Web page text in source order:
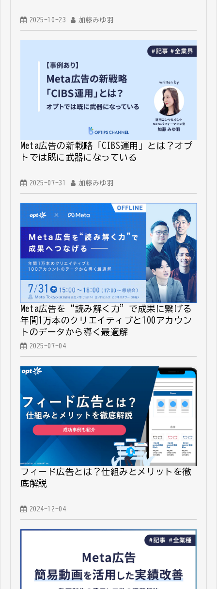
2025-10-23 加藤みゆ羽
Meta広告の新戦略「CIBS運用」とは？オプ
トでは既に武器になっている
2025-07-31 加藤みゆ羽
Meta広告を“読み解く力”で成果に繋げる──
年間1万本のクリエイティブと100アカウン
トのデータから導く最適解
2025-07-04
フィード広告とは？仕組みとメリットを徹
底解説
2024-12-04